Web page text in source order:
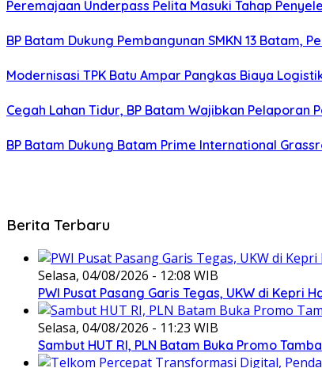
Peremajaan Underpass Pelita Masuki Tahap
BP Batam Dukung Pembangunan SMKN 13 Batam,
Modernisasi TPK Batu Ampar Pangkas Biaya
Cegah Lahan Tidur, BP Batam Wajibkan Pelaporan
BP Batam Dukung Batam Prime International
Berita Terbaru
Selasa, 04/08/2026 - 12:08 WIB
PWI Pusat Pasang Garis Tegas, UKW di Kepri
Selasa, 04/08/2026 - 11:23 WIB
Sambut HUT RI, PLN Batam Buka Promo